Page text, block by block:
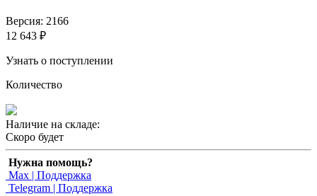
Версия: 2166
12 643 ₽
Узнать о поступлении
Количество
Наличие на складе:
Скоро будет
Нужна помощь?
Max | Поддержка
Telegram | Поддержка